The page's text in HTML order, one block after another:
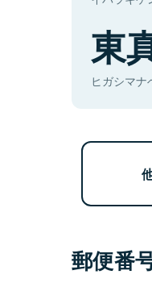
東
ヒガシマナ
郵便番